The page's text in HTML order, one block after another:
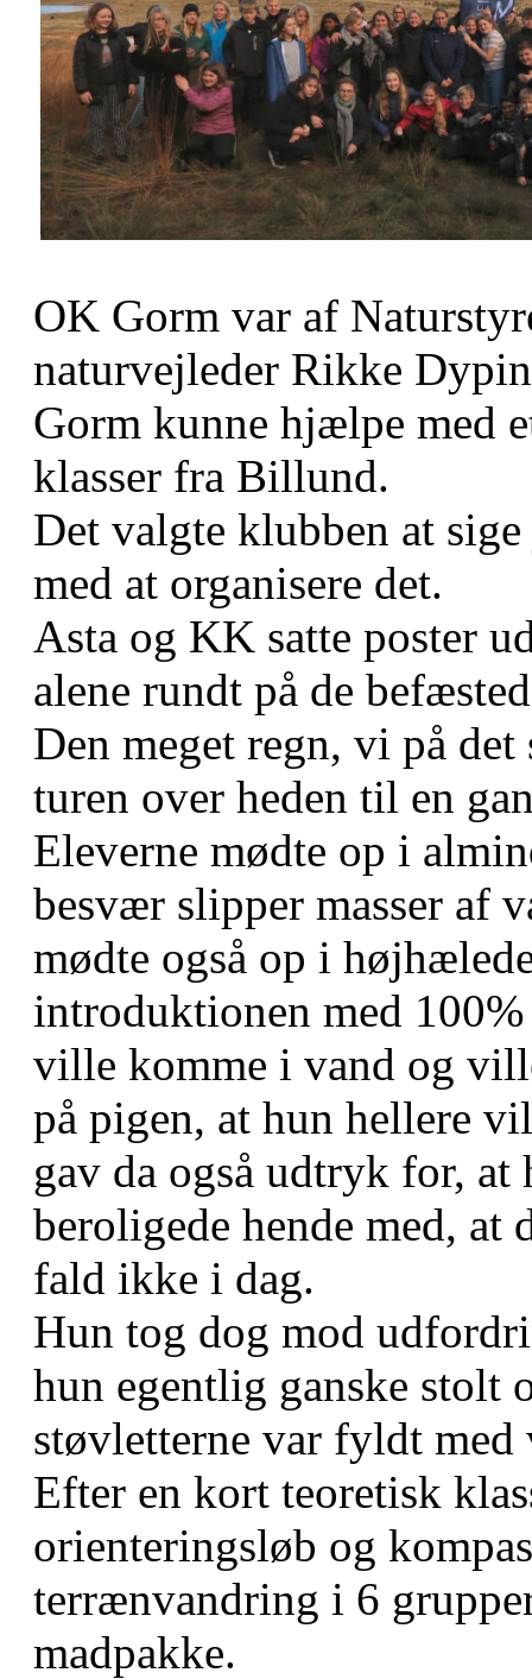
OK Gorm var af
naturvejleder Rikke
Gorm kunne hjælpe med
klasser fra Billund.
Det valgte klubben at
med at organisere det.
Asta og KK satte poster
alene rundt på de
Den meget regn, vi på det
turen over heden til en
Eleverne mødte op i
besvær slipper masser af
mødte også op i
introduktionen med
ville komme i vand og
på pigen, at hun hellere
gav da også udtryk for,
beroligede hende med,
fald ikke i dag.
Hun tog dog mod
hun egentlig ganske stolt
støvletterne var fyldt med
Efter en kort teoretisk
orienteringsløb og
terrænvandring i 6
madpakke.